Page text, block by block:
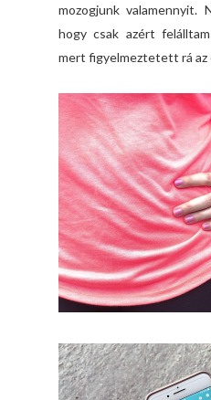
mozogjunk valamennyit.
hogy csak azért
mert figyelmeztetett rá az